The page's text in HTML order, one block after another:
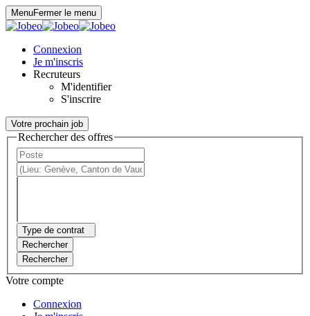
MenuFermer le menu
Connexion
Je m'inscris
Recruteurs
M'identifier
S'inscrire
Votre prochain job
Rechercher des offres
Type de contrat
Rechercher
Rechercher
Votre compte
Connexion
Panneau de gestion des cookies